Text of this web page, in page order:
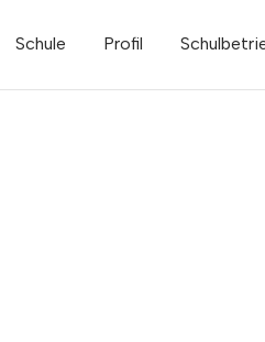
Schule Profil